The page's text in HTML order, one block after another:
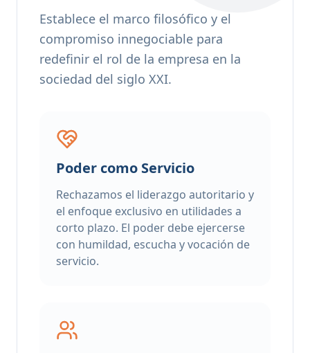
Establece el marco filosófico y el
compromiso innegociable para
redefinir el rol de la empresa en la
sociedad del siglo XXI.
Poder como Servicio
Rechazamos el liderazgo autoritario y
el enfoque exclusivo en utilidades a
corto plazo. El poder debe ejercerse
con humildad, escucha y vocación de
servicio.